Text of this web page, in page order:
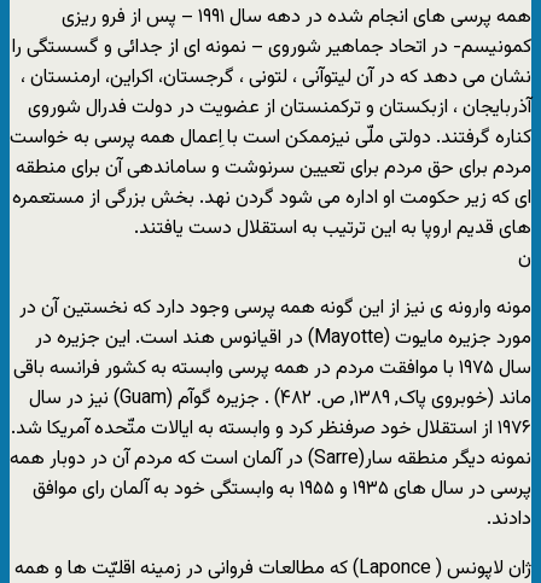
همه پرسی های انجام شده در دهه سال ۱۹۹۱ – پس از فرو ریزی
کمونیسم- در اتحاد جماهیر شوروی – نمونه ای از جدائی و گسستگی را
نشان می دهد که در آن لیتوآنی ، لتونی ، گرجستان، اکراین، ارمنستان ،
آذربایجان ، ازبکستان و ترکمنستان از عضویت در دولت فدرال شوروی
کناره گرفتند. دولتی ملّی نیزممکن است با اِعمال همه پرسی به خواست
مردم برای حق مردم برای تعیین سرنوشت و ساماندهی آن برای منطقه
ای که زیر حکومت او اداره می شود گردن نهد. بخش بزرگی از مستعمره
های قدیم اروپا به این ترتیب به استقلال دست یافتند.
ن
مونه وارونه ی نیز از این گونه همه پرسی وجود دارد که نخستین آن در
مورد جزیره مایوت (Mayotte) در اقیانوس هند است. این جزیره در
سال ۱۹۷۵ با موافقت مردم در همه پرسی وابسته به کشور فرانسه باقی
ماند (خوبروی پاک, ۱۳۸۹, ص. ۴۸۲) . جزیره گوآم (Guam) نیز در سال
۱۹۷۶ از استقلال خود صرفنظر کرد و وابسته به ایالات متّحده آمریکا شد.
نمونه دیگر منطقه سار(Sarre) در آلمان است که مردم آن در دوبار همه
پرسی در سال های ۱۹۳۵ و ۱۹۵۵ به وابستگی خود به آلمان رای موافق
دادند.
ژان لاپونس ( Laponce) که مطالعات فروانی در زمینه اقلیّت ها و همه